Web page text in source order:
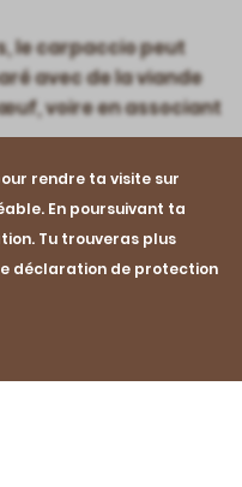
rendre ta visite sur
En poursuivant ta
Tu trouveras plus
déclaration de protection
le carpaccio peut
avec de la viande
voire en associant